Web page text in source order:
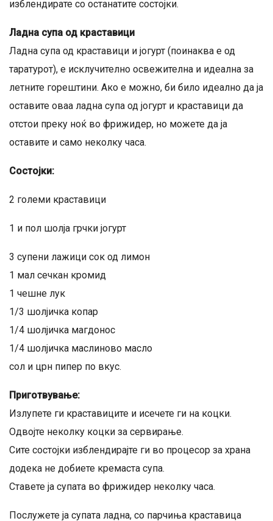
изблендирате со останатите состојки.
Ладна супа од краставици
Ладна супа од краставици и јогурт (поинаква е од
таратурот), е исклучително освежителна и идеална за
летните горештини. Ако е можно, би било идеално да ја
оставите оваа ладна супа од јогурт и краставици да
отстои преку ноќ во фрижидер, но можете да ја
оставите и само неколку часа.
Состојки:
2 големи краставици
1 и пол шолја грчки јогурт
3 супени лажици сок од лимон
1 мал сечкан кромид
1 чешне лук
1/3 шолјичка копар
1/4 шолјичка магдонос
1/4 шолјичка маслиново масло
сол и црн пипер по вкус.
Приготвување:
Излупете ги краставиците и исечете ги на коцки.
Одвојте неколку коцки за сервирање.
Сите состојки изблендирајте ги во процесор за храна
додека не добиете кремаста супа.
Ставете ја супата во фрижидер неколку часа.
Послужете ја супата ладна, со парчиња краставица